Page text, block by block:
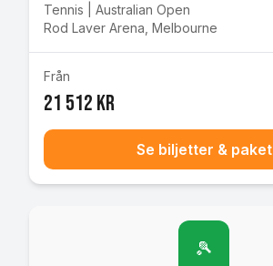
Tennis
Australian Open
Rod Laver Arena Melbourne
Från
21 512 kr
Se biljetter & paket
🎾